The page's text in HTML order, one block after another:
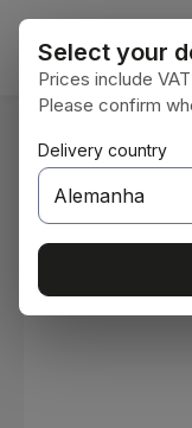
Ir para o conteúdo
Você está aqui: Home
Select your
Prices include
Please confirm
Delivery country